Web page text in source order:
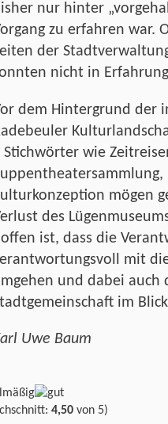
nur hinter
zu erfahren war.
der
nicht in
dem Hintergrund der
Stichwörter wie
mögen
des
ist, dass die
mit
und dabei
im
Uwe Baum
4,50 von 5)